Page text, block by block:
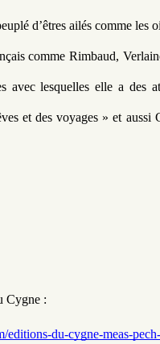
d’êtres ailés comme les
comme Rimbaud,
avec lesquelles elle a des
et des voyages » et aussi
Cygne :
du-cygne-meas-